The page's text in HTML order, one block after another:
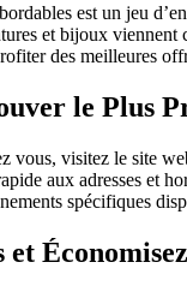
est un jeu
et bijoux
des meilleures
le Plus
vous, visitez le site
aux adresses et
spécifiques
Économisez